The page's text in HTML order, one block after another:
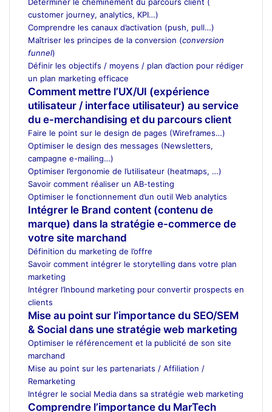
customer journey, analytics, KPI…)
Comprendre les canaux d’activation (push, pull…)
Maîtriser les principes de la conversion (conversion
funnel)
Définir les objectifs / moyens / plan d’action pour rédiger
un plan marketing efficace
Comment mettre l’UX/UI (expérience
utilisateur / interface utilisateur) au service
du e-merchandising et du parcours client
Faire le point sur le design de pages (Wireframes…)
Optimiser le design des messages (Newsletters,
campagne e-mailing…)
Optimiser l’ergonomie de l’utilisateur (heatmaps, …)
Savoir comment réaliser un AB-testing
Optimiser le fonctionnement d’un outil Web analytics
Intégrer le Brand content (contenu de
marque) dans la stratégie e-commerce de
votre site marchand
Définition du marketing de l’offre
Savoir comment intégrer le storytelling dans votre plan
marketing
Intégrer l’Inbound marketing pour convertir prospects en
clients
Mise au point sur l’importance du SEO/SEM
& Social dans une stratégie web marketing
Optimiser le référencement et la publicité de son site
marchand
Mise au point sur les partenariats / Affiliation /
Remarketing
Intégrer le social Media dans sa stratégie web marketing
Comprendre l’importance du MarTech